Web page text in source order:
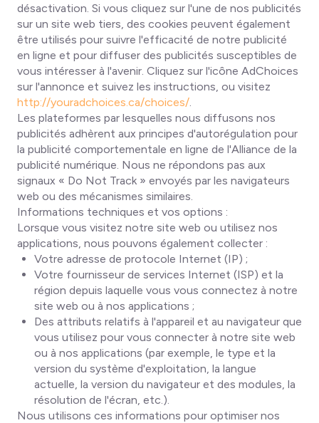
désactivation. Si vous cliquez sur l'une de nos publicités
sur un site web tiers, des cookies peuvent également
être utilisés pour suivre l'efficacité de notre publicité
en ligne et pour diffuser des publicités susceptibles de
vous intéresser à l'avenir. Cliquez sur l'icône AdChoices
sur l'annonce et suivez les instructions, ou visitez
http://youradchoices.ca/choices/.
Les plateformes par lesquelles nous diffusons nos
publicités adhèrent aux principes d'autorégulation pour
la publicité comportementale en ligne de l'Alliance de la
publicité numérique. Nous ne répondons pas aux
signaux « Do Not Track » envoyés par les navigateurs
web ou des mécanismes similaires.
Informations techniques et vos options :
Lorsque vous visitez notre site web ou utilisez nos
applications, nous pouvons également collecter :
Votre adresse de protocole Internet (IP) ;
Votre fournisseur de services Internet (ISP) et la
région depuis laquelle vous vous connectez à notre
site web ou à nos applications ;
Des attributs relatifs à l'appareil et au navigateur que
vous utilisez pour vous connecter à notre site web
ou à nos applications (par exemple, le type et la
version du système d'exploitation, la langue
actuelle, la version du navigateur et des modules, la
résolution de l'écran, etc.).
Nous utilisons ces informations pour optimiser nos